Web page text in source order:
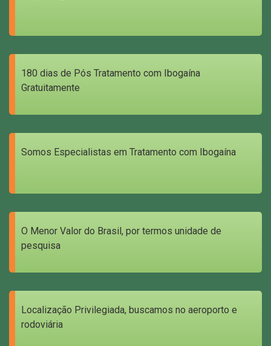
180 dias de Pós Tratamento com Ibogaína
Gratuitamente
Somos Especialistas em Tratamento com Ibogaína
O Menor Valor do Brasil, por termos unidade de
pesquisa
Localização Privilegiada, buscamos no aeroporto e
rodoviária